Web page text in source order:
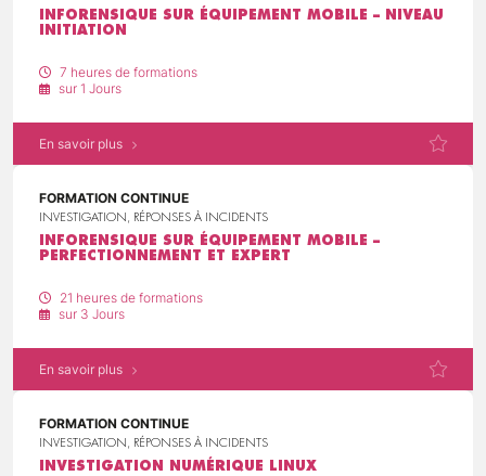
INFORENSIQUE SUR ÉQUIPEMENT MOBILE – NIVEAU
INITIATION
7 heures de formations
sur 1 Jours
En savoir plus
FORMATION CONTINUE
INVESTIGATION, RÉPONSES À INCIDENTS
INFORENSIQUE SUR ÉQUIPEMENT MOBILE –
PERFECTIONNEMENT ET EXPERT
21 heures de formations
sur 3 Jours
En savoir plus
FORMATION CONTINUE
INVESTIGATION, RÉPONSES À INCIDENTS
INVESTIGATION NUMÉRIQUE LINUX